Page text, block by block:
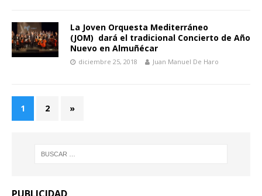
La Joven Orquesta Mediterráneo
(JOM) dará el tradicional Concierto de Año
Nuevo en Almuñécar
diciembre 25, 2018 Juan Manuel De Haro
1 2 »